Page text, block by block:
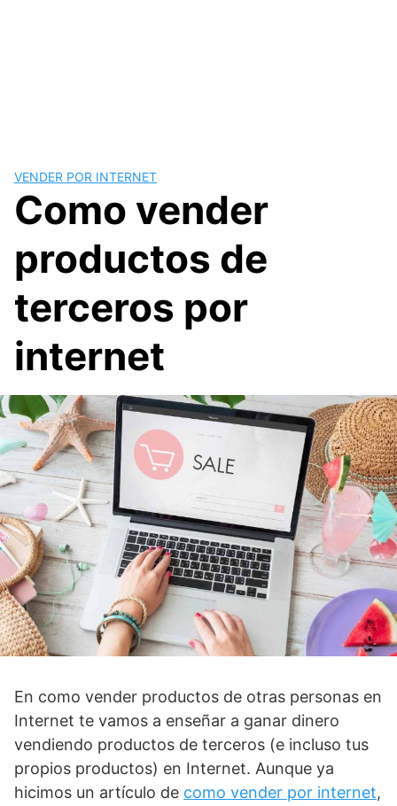
VENDER POR INTERNET
Como vender
productos de
terceros por
internet
En como vender productos de otras personas en
Internet te vamos a enseñar a ganar dinero
vendiendo productos de terceros (e incluso tus
propios productos) en Internet. Aunque ya
hicimos un artículo de como vender por internet,